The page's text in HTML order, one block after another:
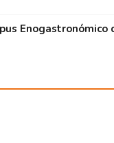
Enogastronómico